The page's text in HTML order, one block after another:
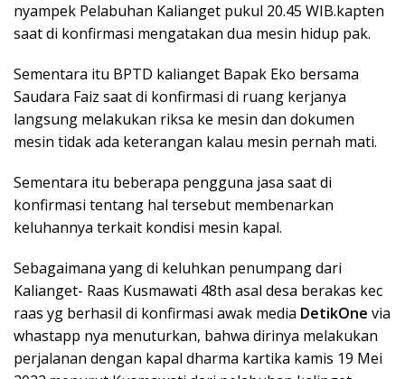
nyampek Pelabuhan Kalianget pukul 20.45 WIB.kapten
saat di konfirmasi mengatakan dua mesin hidup pak.
Sementara itu BPTD kalianget Bapak Eko bersama
Saudara Faiz saat di konfirmasi di ruang kerjanya
langsung melakukan riksa ke mesin dan dokumen
mesin tidak ada keterangan kalau mesin pernah mati.
Sementara itu beberapa pengguna jasa saat di
konfirmasi tentang hal tersebut membenarkan
keluhannya terkait kondisi mesin kapal.
Sebagaimana yang di keluhkan penumpang dari
Kalianget- Raas Kusmawati 48th asal desa berakas kec
raas yg berhasil di konfirmasi awak media DetikOne via
whastapp nya menuturkan, bahwa dirinya melakukan
perjalanan dengan kapal dharma kartika kamis 19 Mei